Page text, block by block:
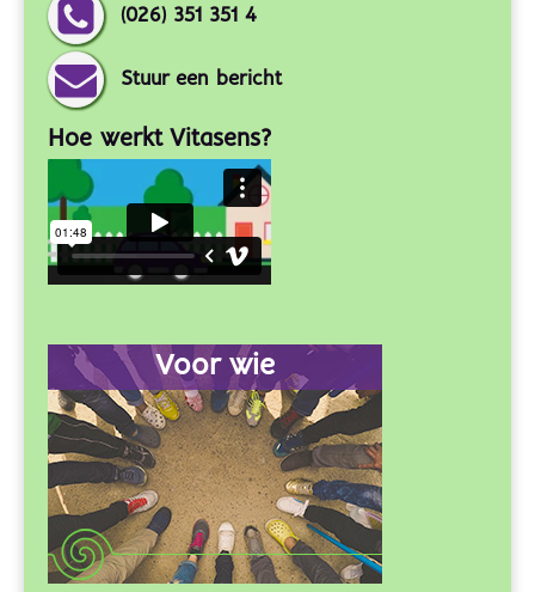
(026) 351 351 4
Stuur een bericht
Hoe werkt Vitasens?
Voor wie